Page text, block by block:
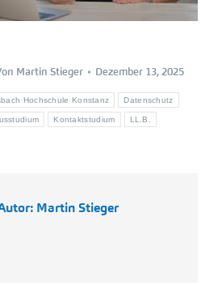
Martin Stieger Dezember 13, 2025
Hochschule Konstanz Datenschutz
Kontaktstudium LL.B.
Martin Stieger